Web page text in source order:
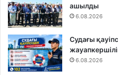
ашылды
6.08.2026
Судағы
6.08.2026